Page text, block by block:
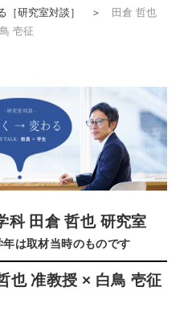
研究室対談］ ＞
田倉 哲也
壱征
科 田倉 哲也 研究室
は取材当時のものです
也 准教授 × 白鳥 壱征